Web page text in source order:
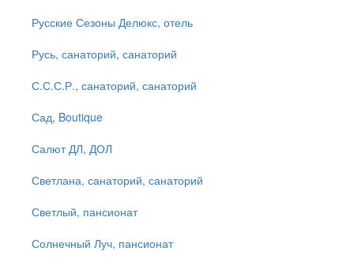
Русские Сезоны Делюкс, отель
Русь, санаторий, санаторий
С.С.С.Р., санаторий, санаторий
Сад, Boutique
Салют ДЛ, ДОЛ
Светлана, санаторий, санаторий
Светлый, пансионат
Солнечный Луч, пансионат